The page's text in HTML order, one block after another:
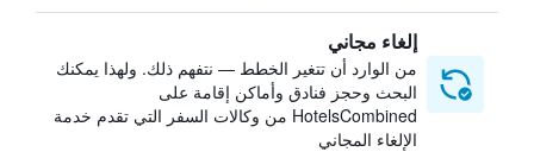
إلغاء مجاني
من الوارد أن تتغير الخطط — نتفهم ذلك. ولهذا يمكنك
البحث وحجز فنادق وأماكن إقامة على
HotelsCombined من وكالات السفر التي تقدم خدمة
الإلغاء المجاني